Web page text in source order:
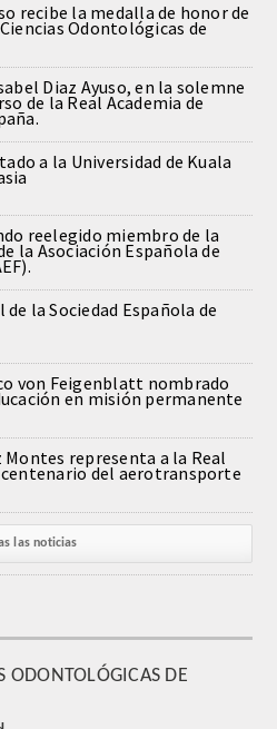
recibe la medalla de honor de
Odontológicas de
Diaz Ayuso, en la solemne
de la Real Academia de
a la Universidad de Kuala
reelegido miembro de la
la Asociación Española de
la Sociedad Española de
von Feigenblatt nombrado
en misión permanente
Montes representa a la Real
centenario del aerotransporte
las noticias
ODONTOLÓGICAS DE